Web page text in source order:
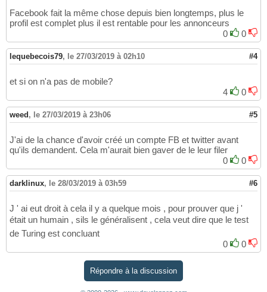
Facebook fait la même chose depuis bien longtemps, plus le
profil est complet plus il est rentable pour les annonceurs
0
0
lequebecois79, le 27/03/2019 à 02h10 #4
et si on n'a pas de mobile?
4
0
weed, le 27/03/2019 à 23h06 #5
J'ai de la chance d'avoir créé un compte FB et twitter avant
qu'ils demandent. Cela m'aurait bien gaver de le leur filer
0
0
darklinux, le 28/03/2019 à 03h59 #6
J ' ai eut droit à cela il y a quelque mois , pour prouver que j '
était un humain , sils le généralisent , cela veut dire que le test
de Turing est concluant
0
0
Répondre à la discussion